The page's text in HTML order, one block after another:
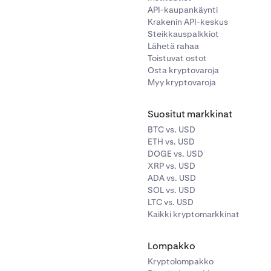
on 3 500 USD (8 500 USD loppuarvo - 5 000 USD alkuarvo).
API-kaupankäynti
Krakenin API-keskus
Steikkauspalkkiot
Lähetä rahaa
Toistuvat ostot
Osta kryptovaroja
Myy kryptovaroja
Suositut markkinat
BTC vs. USD
ETH vs. USD
DOGE vs. USD
XRP vs. USD
ADA vs. USD
SOL vs. USD
LTC vs. USD
Kaikki kryptomarkkinat
Lompakko
Kryptolompakko